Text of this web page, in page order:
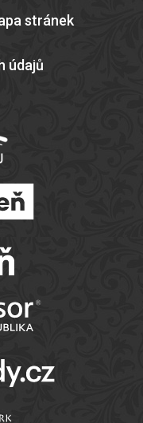
stránek
údajů